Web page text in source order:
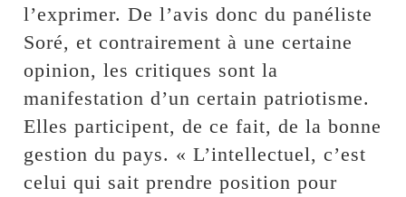
l’exprimer. De l’avis donc du panéliste
Soré, et contrairement à une certaine
opinion, les critiques sont la
manifestation d’un certain patriotisme.
Elles participent, de ce fait, de la bonne
gestion du pays. « L’intellectuel, c’est
celui qui sait prendre position pour